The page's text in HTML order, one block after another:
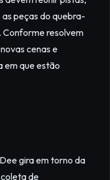
peças do quebra-
Conforme resolvem
cenas e
em que estão
gira em torno da
de